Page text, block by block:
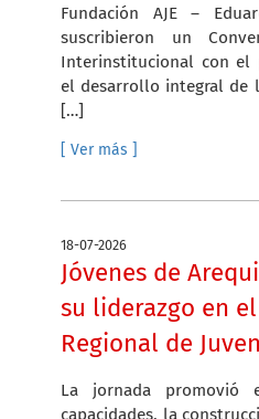
Fundación AJE –
suscribieron un
Interinstitucional con el
el desarrollo integral de
[…]
[ Ver más ]
18-07-2026
Jóvenes de
su liderazgo en
Regional de
La jornada promovió
capacidades, la